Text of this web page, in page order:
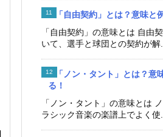
「自由契約」とは？意味と
「自由契約」の意味とは 自由
いて、選手と球団との契約が解...
「ノン・タント」とは？意
る！
「ノン・タント」の意味とは
ラシック音楽の楽譜上でよく使...